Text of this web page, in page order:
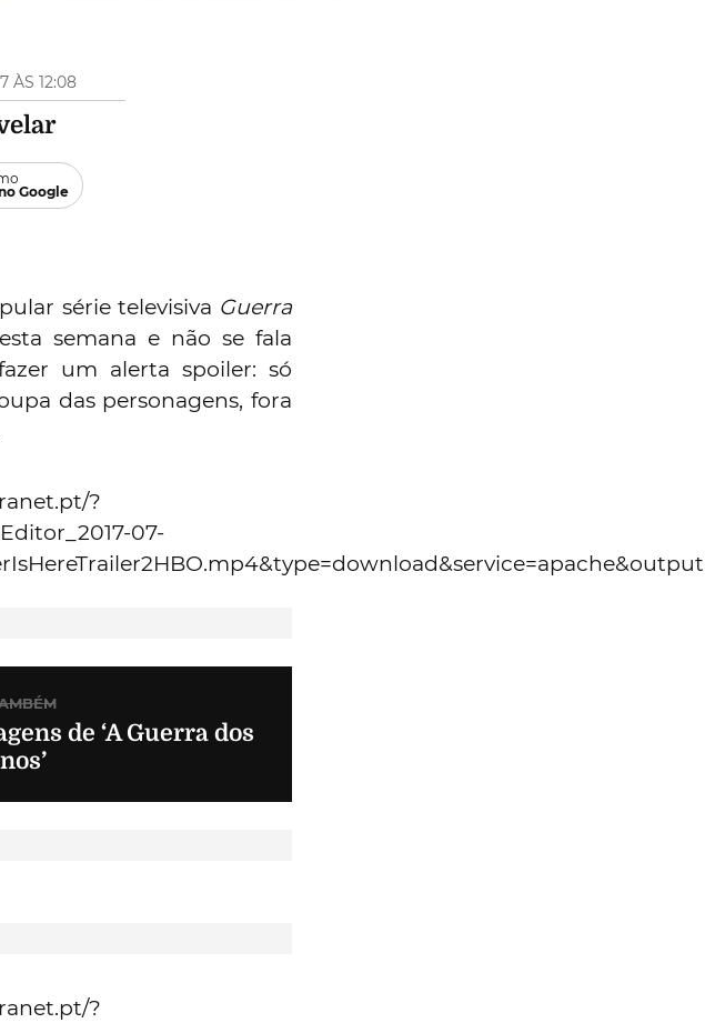
ÀS 12:08
Google
série televisiva Guerra
semana e não se fala
um alerta spoiler: só
das personagens, fora
?
07-
de ‘A Guerra dos
?